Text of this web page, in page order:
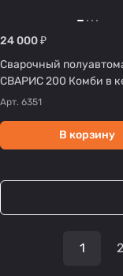
24 000 ₽
Сварочный
СВАРИС 200 Комби в
Арт. 6351
В корзину
1 2